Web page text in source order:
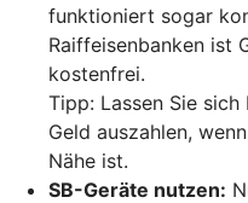
funktioniert sogar
Raiffeisenbanken ist
kostenfrei.
Tipp: Lassen Sie
Geld auszahlen,
Nähe ist.
SB-Geräte nutzen: